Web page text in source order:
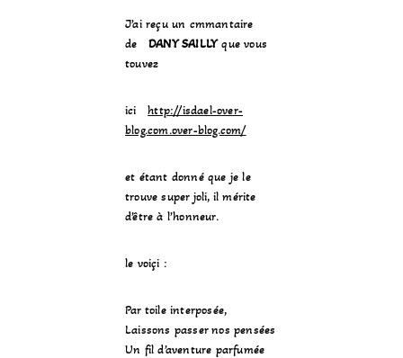
J’ai reçu un cmmantaire
de DANY SAILLYque vous
touvez
icihttp://isdael-over-
blog.com.over-blog.com/
et étant donné que je le
trouve super joli, il mérite
d’être à l’honneur.
le voiçi :
Par toile interposée,
Laissons passer nos pensées
Un fil d’aventure parfumée